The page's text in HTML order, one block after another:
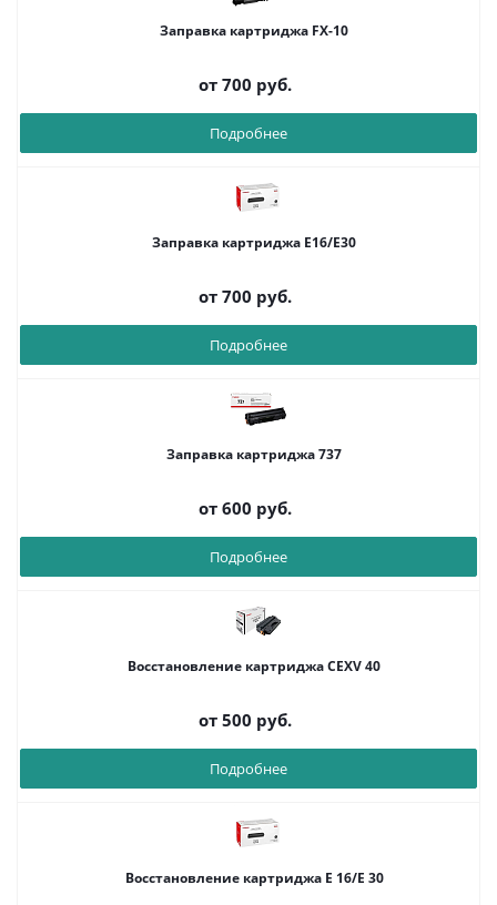
Заправка картриджа FX-10
от 700 руб.
Подробнее
Заправка картриджа E16/E30
от 700 руб.
Подробнее
Заправка картриджа 737
от 600 руб.
Подробнее
Восстановление картриджа CEXV 40
от 500 руб.
Подробнее
Восстановление картриджа E 16/E 30